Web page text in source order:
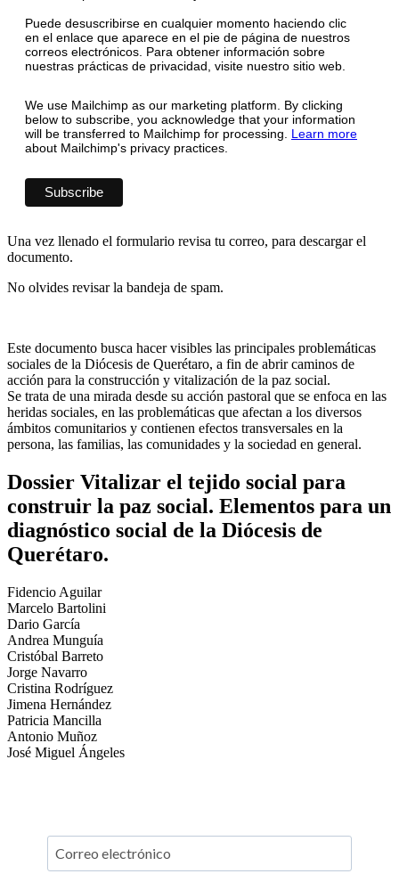
Puede desuscribirse en cualquier momento haciendo clic
en el enlace que aparece en el pie de página de nuestros
correos electrónicos. Para obtener información sobre
nuestras prácticas de privacidad, visite nuestro sitio web.
We use Mailchimp as our marketing platform. By clicking
below to subscribe, you acknowledge that your information
will be transferred to Mailchimp for processing. Learn more
about Mailchimp's privacy practices.
Una vez llenado el formulario revisa tu correo, para descargar el
documento.
No olvides revisar la bandeja de spam.
Este documento busca hacer visibles las principales problemáticas
sociales de la Diócesis de Querétaro, a fin de abrir caminos de
acción para la construcción y vitalización de la paz social.
Se trata de una mirada desde su acción pastoral que se enfoca en las
heridas sociales, en las problemáticas que afectan a los diversos
ámbitos comunitarios y contienen efectos transversales en la
persona, las familias, las comunidades y la sociedad en general.
Dossier Vitalizar el tejido social para
construir la paz social. Elementos para un
diagnóstico social de la Diócesis de
Querétaro.
Fidencio Aguilar
Marcelo Bartolini
Dario García
Andrea Munguía
Cristóbal Barreto
Jorge Navarro
Cristina Rodríguez
Jimena Hernández
Patricia Mancilla
Antonio Muñoz
José Miguel Ángeles